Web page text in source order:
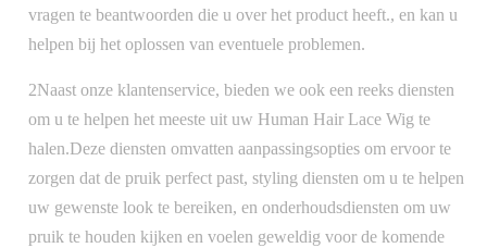
vragen te beantwoorden die u over het product heeft., en kan u
helpen bij het oplossen van eventuele problemen.
2Naast onze klantenservice, bieden we ook een reeks diensten
om u te helpen het meeste uit uw Human Hair Lace Wig te
halen.Deze diensten omvatten aanpassingsopties om ervoor te
zorgen dat de pruik perfect past, styling diensten om u te helpen
uw gewenste look te bereiken, en onderhoudsdiensten om uw
pruik te houden kijken en voelen geweldig voor de komende